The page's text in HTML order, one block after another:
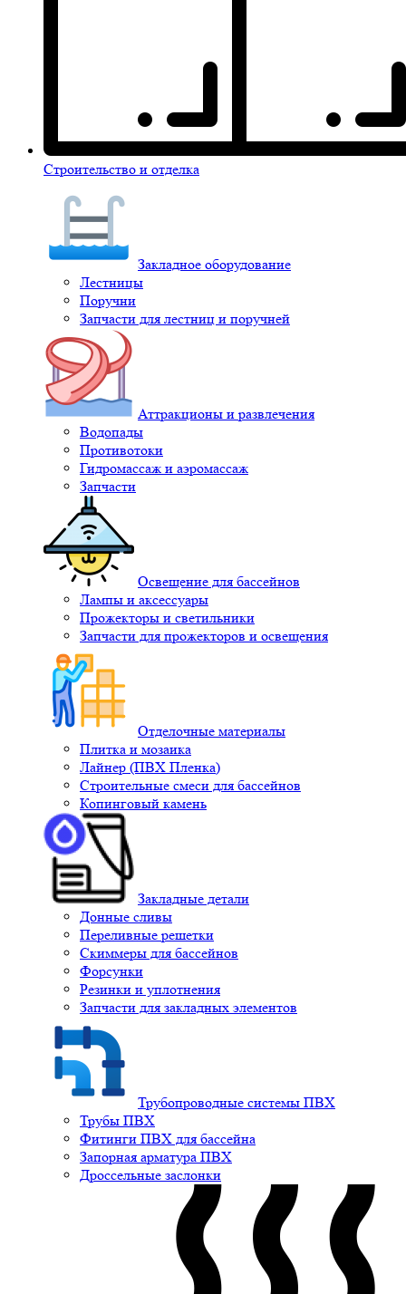
Строительство и отделка
Закладное оборудование
Лестницы
Поручни
Запчасти для лестниц и поручней
Аттракционы и развлечения
Водопады
Противотоки
Гидромассаж и аэромассаж
Запчасти
Освещение для бассейнов
Лампы и аксессуары
Прожекторы и светильники
Запчасти для прожекторов и освещения
Отделочные материалы
Плитка и мозаика
Лайнер (ПВХ Пленка)
Строительные смеси для бассейнов
Копинговый камень
Закладные детали
Донные сливы
Переливные решетки
Скиммеры для бассейнов
Форсунки
Резинки и уплотнения
Запчасти для закладных элементов
Трубопроводные системы ПВХ
Трубы ПВХ
Фитинги ПВХ для бассейна
Запорная арматура ПВХ
Дроссельные заслонки